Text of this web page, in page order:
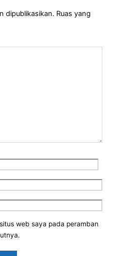
dipublikasikan. Ruas yang
web saya pada peramban